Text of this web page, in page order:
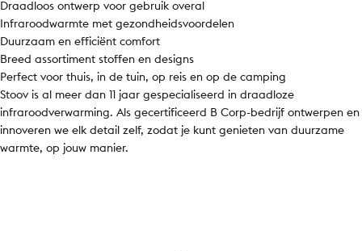
Draadloos ontwerp voor gebruik overal
Infraroodwarmte met gezondheidsvoordelen
Duurzaam en efficiënt comfort
Breed assortiment stoffen en designs
Perfect voor thuis, in de tuin, op reis en op de camping
Stoov is al meer dan 11 jaar gespecialiseerd in draadloze
infraroodverwarming. Als gecertificeerd B Corp-bedrijf ontwerpen en
innoveren we elk detail zelf, zodat je kunt genieten van duurzame
warmte, op jouw manier.